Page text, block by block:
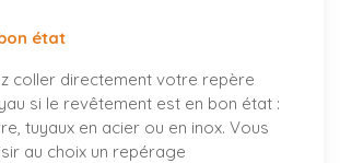
état
coller directement votre repère
si le revêtement est en bon état :
tuyaux en acier ou en inox. Vous
au choix un repérage